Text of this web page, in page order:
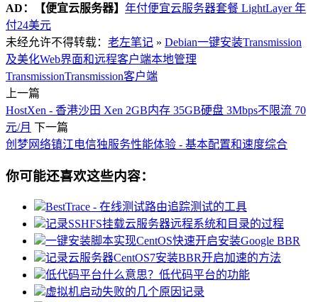
AD：
【便宜云服务器】 年付便宜云服务器套餐 LightLayer 年
付24美元
未经允许不得转载： 老左笔记 » Debian一键安装Transmission
及美化Web界面和远程客户端本地管理
TransmissionTransmission客户端
上一篇
HostXen - 香港沙田 Xen 2GB内存 35GB硬盘 3Mbps不限流 70
元/月 下一篇
创梦网络镇江电信独服务性能体验 - 基本配置和速度综合
你可能还喜欢这些内容：
BestTrace - 在线测试路由追踪测试的工具
记录SSHFS挂载云服务器远程系统和目录的过程
一键安装脚本实现CentOS快速开启安装Google BBR
记录云服务器CentOS7安装BBR开启加速的方法
低代码平台什么意思？低代码平台的功能
虚拟机启动失败的几个原因记录